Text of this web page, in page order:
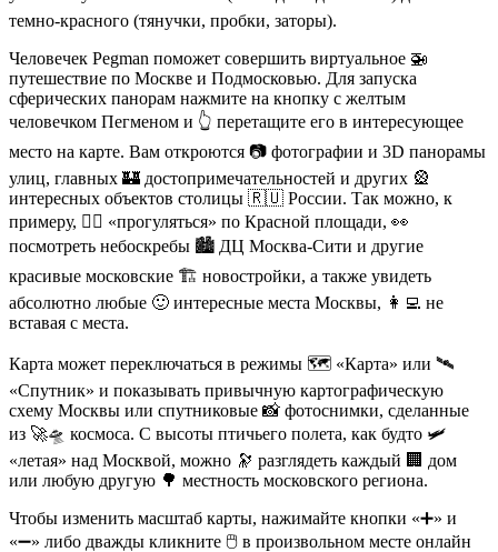
темно-красного (тянучки, пробки, заторы).
Человечек Pegman поможет совершить виртуальное 🚁
путешествие по Москве и Подмосковью. Для запуска
сферических панорам нажмите на кнопку с желтым
человечком Пегменом и 👆 перетащите его в интересующее
место на карте. Вам откроются 📷 фотографии и 3D панорамы
улиц, главных 🏰 достопримечательностей и других 🎡
интересных объектов столицы 🇷🇺 России. Так можно, к
примеру, 🚶‍♀️ «прогуляться» по Красной площади, 👀
посмотреть небоскребы 🏙️ ДЦ Москва-Сити и другие
красивые московские 🏗️ новостройки, а также увидеть
абсолютно любые 🙂 интересные места Москвы, 👩‍💻 не
вставая с места.
Карта может переключаться в режимы 🗺️ «Карта» или 🛰️
«Спутник» и показывать привычную картографическую
схему Москвы или спутниковые 📸 фотоснимки, сделанные
из 🚀🛸 космоса. С высоты птичьего полета, как будто 🛩️
«летая» над Москвой, можно 🔭 разглядеть каждый 🏢 дом
или любую другую 🌳 местность московского региона.
Чтобы изменить масштаб карты, нажимайте кнопки «➕» и
«➖» либо дважды кликните 🖱️ в произвольном месте онлайн